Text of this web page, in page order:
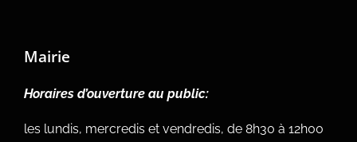
Mairie
Horaires d’ouverture au public:
les lundis, mercredis et vendredis, de 8h30 à 12h00